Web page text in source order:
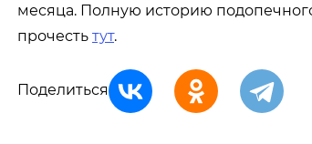
месяца. Полную историю
прочесть тут.
Поделиться